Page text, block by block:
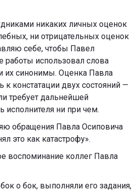
никаких личных оценок
ни отрицательных оценок
себе, чтобы Павел
работы использовал слова
их синонимы. Оценка Павла
к констатации двух состояний —
требует дальнейшей
исполнителя ни при чем.
обращения Павла Осиповича
это как катастрофу».
воспоминание коллег Павла
о бок, выполняли его задания,